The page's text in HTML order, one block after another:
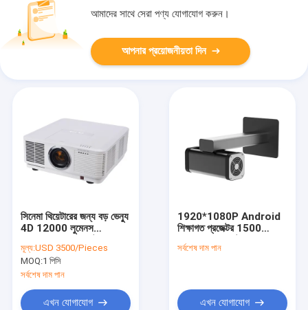
আমাদের সাথে সেরা পণ্য যোগাযোগ করুন।
আপনার প্রয়োজনীয়তা দিন
সিনেমা থিয়েটারের জন্য বড় ভেন্যু
4D 12000 লুমেনস
মূল্য:USD 3500/Pieces
MOQ:1 পিসি
সর্বশেষ দাম পান
এখন যোগাযোগ
1920*1080P Android
শিক্ষাগত প্রজেক্টর 1500
সর্বশেষ দাম পান
এখন যোগাযোগ